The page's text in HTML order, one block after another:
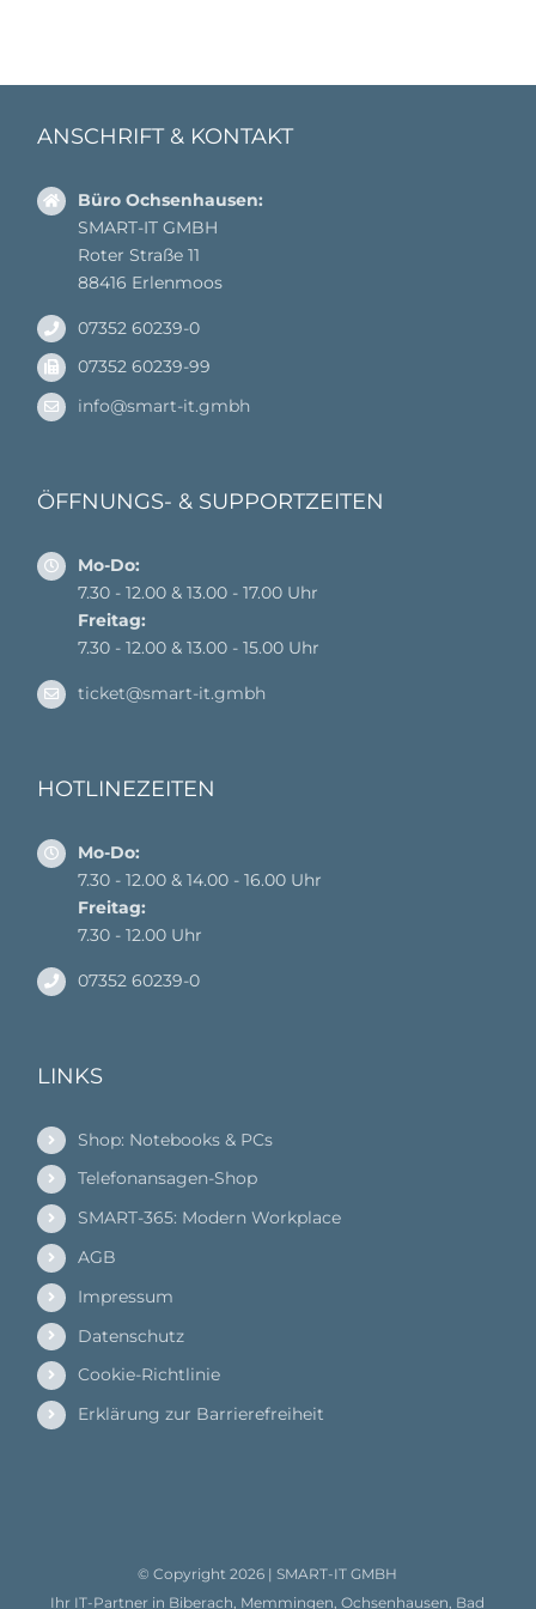
ANSCHRIFT & KONTAKT
Büro Ochsenhausen:
SMART-IT GMBH
Roter Straße 11
88416 Erlenmoos
07352 60239-0
07352 60239-99
info@smart-it.gmbh
ÖFFNUNGS- & SUPPORTZEITEN
Mo-Do:
7.30 - 12.00 & 13.00 - 17.00 Uhr
Freitag:
7.30 - 12.00 & 13.00 - 15.00 Uhr
ticket@smart-it.gmbh
HOTLINEZEITEN
Mo-Do:
7.30 - 12.00 & 14.00 - 16.00 Uhr
Freitag:
7.30 - 12.00 Uhr
07352 60239-0
LINKS
Shop: Notebooks & PCs
Telefonansagen-Shop
SMART-365: Modern Workplace
AGB
Impressum
Datenschutz
Cookie-Richtlinie
Erklärung zur Barrierefreiheit
© Copyright2026 |SMART-IT GMBH
Ihr IT-Partner in Biberach, Memmingen, Ochsenhausen, Bad